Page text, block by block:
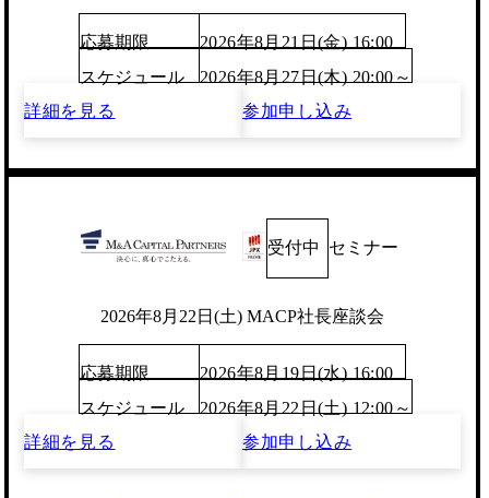
応募期限
2026年8月21日(金) 16:00
スケジュール
2026年8月27日(木) 20:00～
詳細を見る
参加申し込み
受付中 セミナー
2026年8月22日(土) MACP社長座談会
応募期限
2026年8月19日(水) 16:00
スケジュール
2026年8月22日(土) 12:00～
詳細を見る
参加申し込み